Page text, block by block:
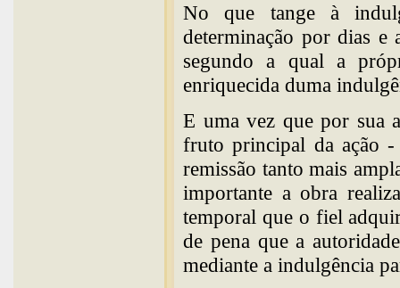
No que tange à
determinação por dias e
segundo a qual a
enriquecida duma
E uma vez que por sua
fruto principal da ação -
remissão tanto mais
importante a obra
temporal que o fiel
de pena que a
mediante a indulgência